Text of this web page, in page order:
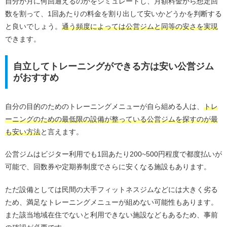
数を割って、1回あたりの料金を割り出して安いかどうかを判断する
と良いでしょう。 通う頻度によっては公営ジムと同等の安さを実現
できます。
自立してトレーニングができる方は安い公営ジム
がおすすめ
自分の目的のためのトレーニングメニューが自ら組める人は、 トレ
ーニングのための最低限の設備が整っている公営ジムを探すのが最
も安い方法と言えます。
公営ジムはビジター利用でも1回あたり200~500円程度で都度払いが
可能で、回数券や定期券制度でさらに安くなる施設もあります。
ただ設備としては民間の大手フィットネスジムなどには大きく劣る
ため、満足なトレーニングメニューが組めない可能性もあります。
また該当地域在住でないと利用できない施設などもあるため、事前